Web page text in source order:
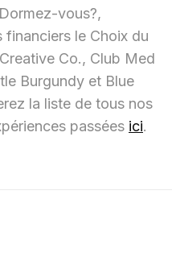
vous?,
le Choix du
Co., Club Med
Burgundy et Blue
la liste de tous nos
passées ici.